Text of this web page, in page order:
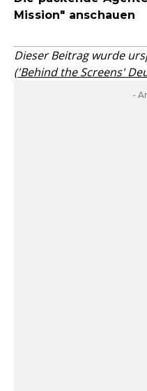
Mission" anschauen
Dieser Beitrag wurde
('Behind the Screens'
-